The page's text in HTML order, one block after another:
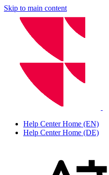
Skip to main content
Help Center Home (EN)
Help Center Home (DE)